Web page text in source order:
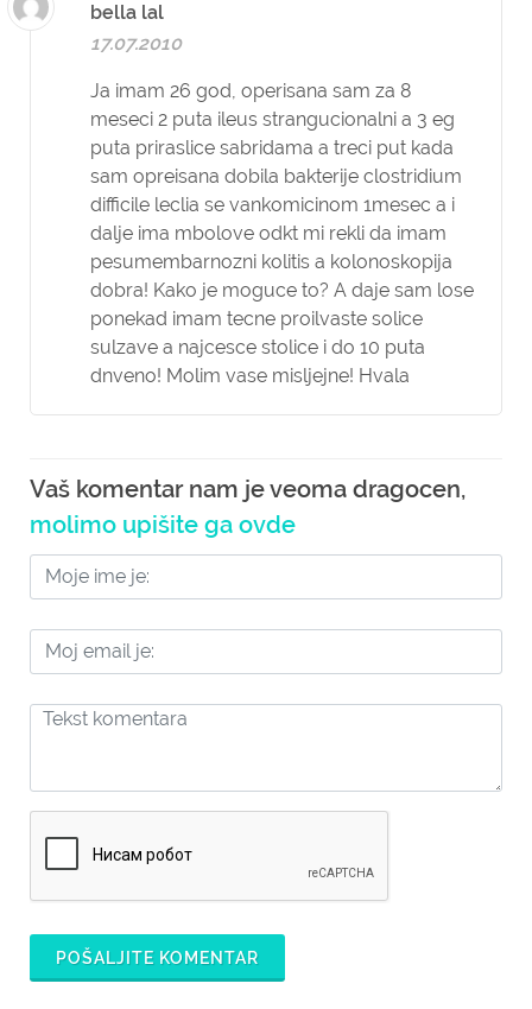
bella lal
17.07.2010
Ja imam 26 god, operisana sam za 8
meseci 2 puta ileus strangucionalni a 3 eg
puta priraslice sabridama a treci put kada
sam opreisana dobila bakterije clostridium
difficile leclia se vankomicinom 1mesec a i
dalje ima mbolove odkt mi rekli da imam
pesumembarnozni kolitis a kolonoskopija
dobra! Kako je moguce to? A daje sam lose
ponekad imam tecne proilvaste solice
sulzave a najcesce stolice i do 10 puta
dnveno! Molim vase misljejne! Hvala
Vaš komentar nam je veoma dragocen,
molimo upišite ga ovde
POŠALJITE KOMENTAR